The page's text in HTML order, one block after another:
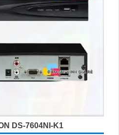
DS-7604NI-K1